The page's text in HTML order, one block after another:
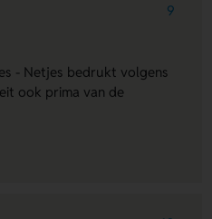
9
- Netjes bedrukt volgens
ook prima van de